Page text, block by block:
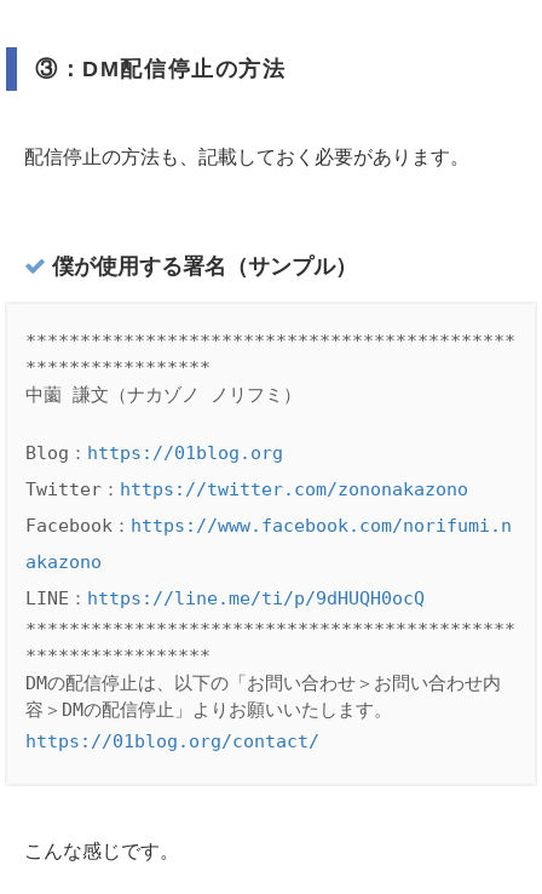
③：DM配信停止の方法
配信停止の方法も、記載しておく必要があります。
僕が使用する署名（サンプル）
*********************************************
*****************
中薗 謙文（ナカゾノ ノリフミ）
Blog： https://01blog.org
Twitter： https://twitter.com/zononakazono
Facebook： https://www.facebook.com/norifumi.n
akazono
LINE： https://line.me/ti/p/9dHUQH0ocQ
*********************************************
*****************
DMの配信停止は、以下の「お問い合わせ＞お問い合わせ内
https://01blog.org/contact/
こんな感じです。